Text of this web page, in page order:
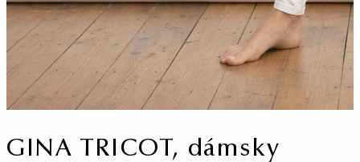
GINA TRICOT, dámsky